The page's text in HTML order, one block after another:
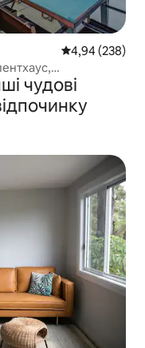
Середня
4,94 (238)
чудові